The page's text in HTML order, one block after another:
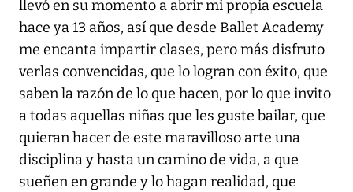
llevó en su momento a abrir mi propia escuela
hace ya 13 años, así que desde Ballet Academy
me encanta impartir clases, pero más disfruto
verlas convencidas, que lo logran con éxito, que
saben la razón de lo que hacen, por lo que invito
a todas aquellas niñas que les guste bailar, que
quieran hacer de este maravilloso arte una
disciplina y hasta un camino de vida, a que
sueñen en grande y lo hagan realidad, que